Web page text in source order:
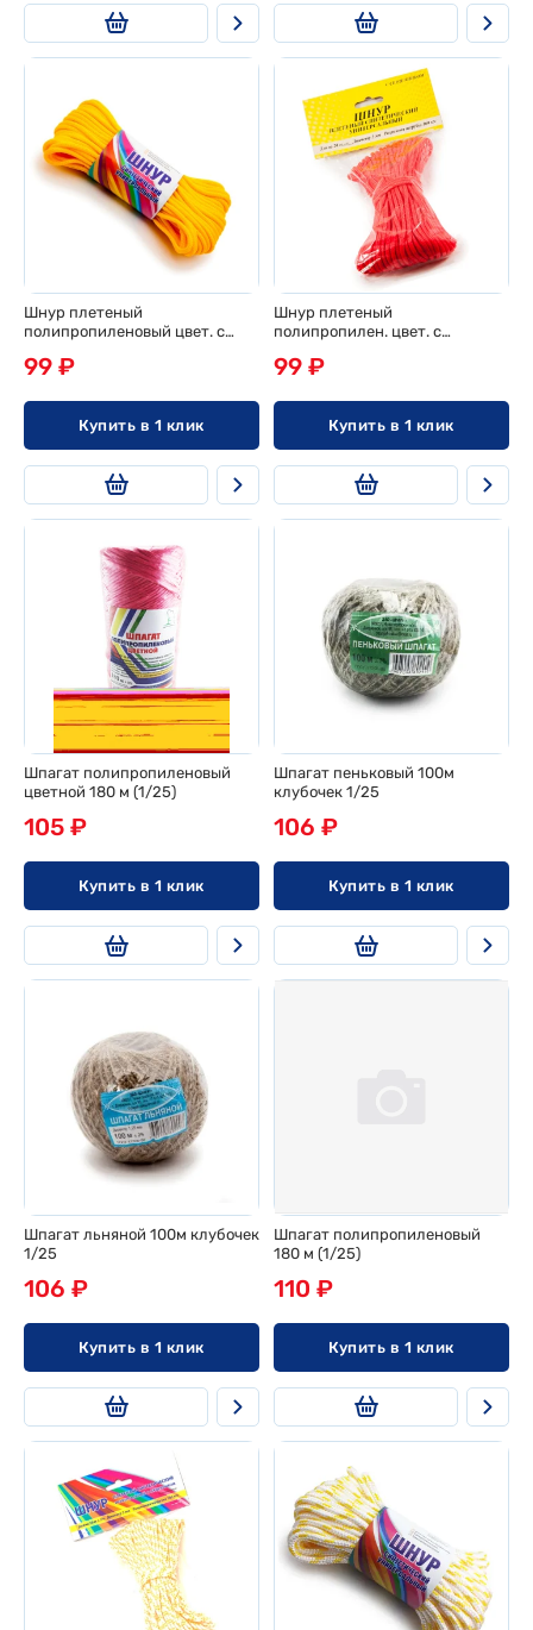
Шнур плетеный
полипропиленовый цвет. с
99 ₽
Купить в 1 клик
Шнур плетеный
полипропилен. цвет. с
европодвес
99 ₽
Купить в 1 клик
Шпагат полипропиленовый
цветной 180 м (1/25)
105 ₽
Купить в 1 клик
Шпагат пеньковый 100м
клубочек 1/25
106 ₽
Купить в 1 клик
Шпагат льняной 100м клубочек
1/25
106 ₽
Купить в 1 клик
Шпагат полипропиленовый
180 м (1/25)
110 ₽
Купить в 1 клик